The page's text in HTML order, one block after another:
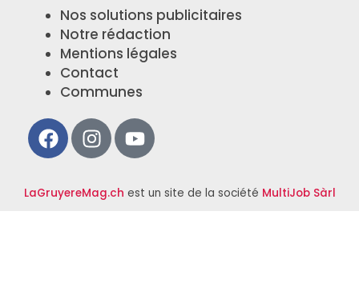
Nos solutions publicitaires
Notre rédaction
Mentions légales
Contact
Communes
LaGruyereMag.ch est un site de la société MultiJob Sàrl